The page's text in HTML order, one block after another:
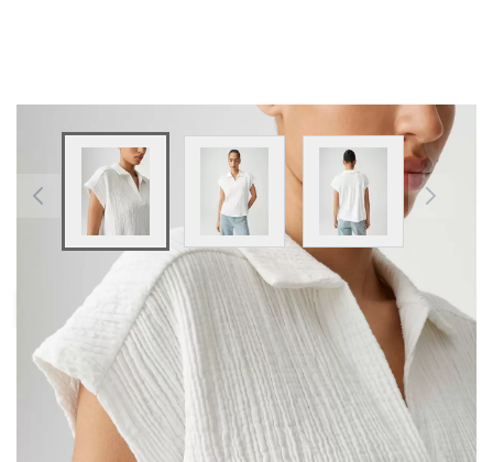
View larger imageView larger image View larger image
Farben